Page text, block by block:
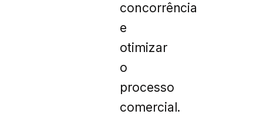
concorrência
e
otimizar
o
processo
comercial.